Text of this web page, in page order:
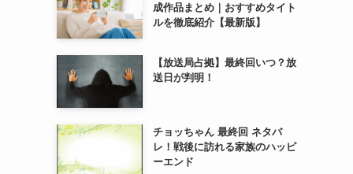
成作品まとめ｜おすすめタイト
ルを徹底紹介【最新版】
【放送局占拠】最終回いつ？放
送日が判明！
チョッちゃん 最終回 ネタバ
レ！戦後に訪れる家族のハッピ
ーエンド